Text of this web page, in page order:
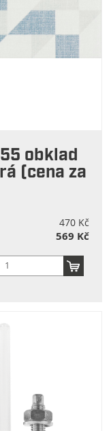
obklad
(cena za
470 Kč
569 Kč